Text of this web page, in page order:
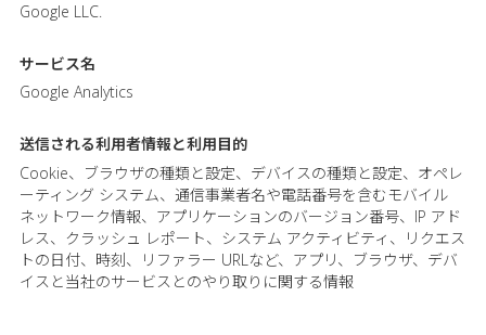
Google LLC.
サービス名
Google Analytics
送信される利用者情報と利用目的
Cookie、ブラウザの種類と設定、デバイスの種類と設定、オペレ
ーティング システム、通信事業者名や電話番号を含むモバイル
ネットワーク情報、アプリケーションのバージョン番号、IP アド
レス、クラッシュ レポート、システム アクティビティ、リクエス
トの日付、時刻、リファラー URLなど、アプリ、ブラウザ、デバ
イスと当社のサービスとのやり取りに関する情報